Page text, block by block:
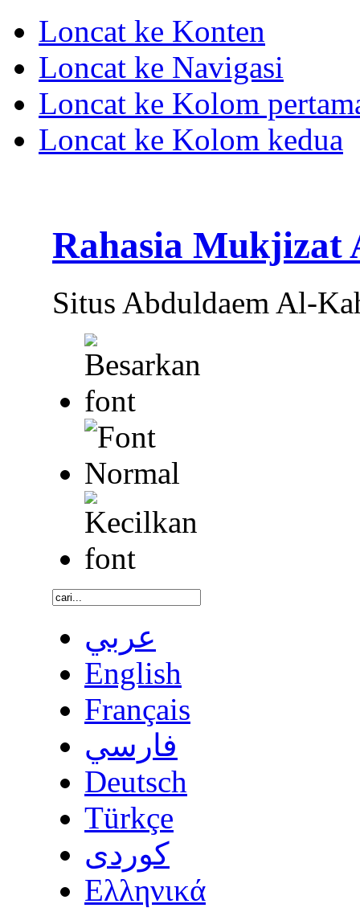
Loncat ke Konten
Loncat ke Navigasi
Loncat ke Kolom
Loncat ke Kolom kedua
Rahasia Mukjizat
Situs Abduldaem Al-
عربي
English
Français
فارسي
Deutsch
Türkçe
كوردى
Ελληνικά